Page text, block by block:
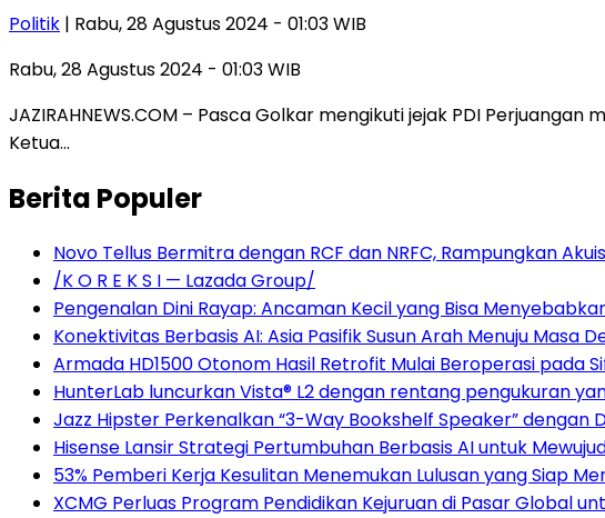
Politik | Rabu, 28 Agustus 2024 - 01:03 WIB
Rabu, 28 Agustus 2024 - 01:03 WIB
JAZIRAHNEWS.COM – Pasca Golkar mengikuti jejak PDI
Ketua…
Berita Populer
Novo Tellus Bermitra dengan RCF dan NRFC, Rampungkan
/K O R E K S I — Lazada Group/
Pengenalan Dini Rayap: Ancaman Kecil yang Bisa
Konektivitas Berbasis AI: Asia Pasifik Susun Arah Menuju Masa
Armada HD1500 Otonom Hasil Retrofit Mulai Beroperasi pada
HunterLab luncurkan Vista® L2 dengan rentang pengukuran
Jazz Hipster Perkenalkan “3-Way Bookshelf Speaker” dengan
Hisense Lansir Strategi Pertumbuhan Berbasis AI untuk
53% Pemberi Kerja Kesulitan Menemukan Lulusan yang Siap
XCMG Perluas Program Pendidikan Kejuruan di Pasar Global